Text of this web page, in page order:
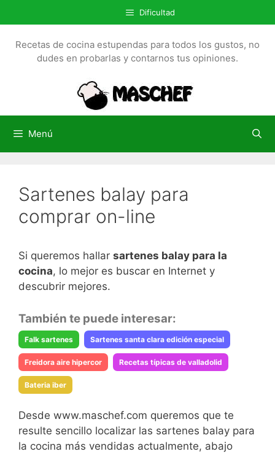
a
l
Dificultad
Recetas de cocina estupendas para todos los gustos, no
dudes en probarlas y contarnos tus opiniones.
Menú
Sartenes balay para
comprar on-line
Si queremos hallar sartenes balay para la
cocina, lo mejor es buscar en Internet y
descubrir mejores.
También te puede interesar:
Falk sartenes Sartenes santa clara edición especial
Freidora aire hipercor Recetas típicas de valladolid
Bateria iber
Desde www.maschef.com queremos que te
resulte sencillo localizar las sartenes balay para
la cocina más vendidas actualmente, abajo